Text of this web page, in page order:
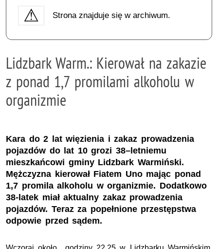
Strona znajduje się w archiwum.
Lidzbark Warm.: Kierował na zakazie
z ponad 1,7 promilami alkoholu w
organizmie
Kara do 2 lat więzienia i zakaz prowadzenia
pojazdów do lat 10 grozi 38–letniemu
mieszkańcowi gminy Lidzbark Warmiński.
Mężczyzna kierował Fiatem Uno mając ponad
1,7 promila alkoholu w organizmie. Dodatkowo
38-latek miał aktualny zakaz prowadzenia
pojazdów. Teraz za popełnione przestępstwa
odpowie przed sądem.